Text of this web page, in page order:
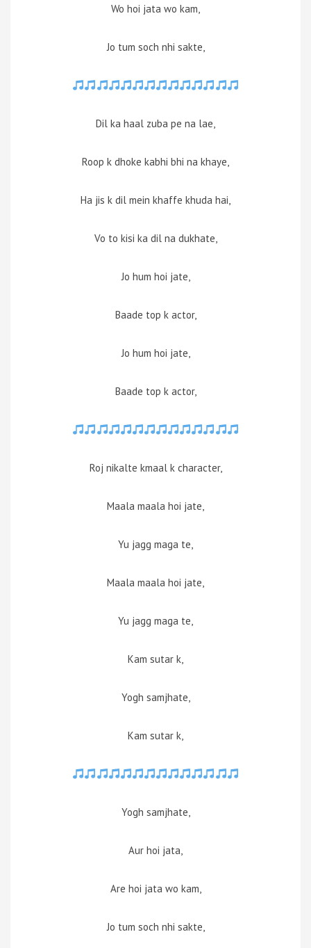
Wo hoi jata wo kam,
Jo tum soch nhi sakte,
Dil ka haal zuba pe na lae,
Roop k dhoke kabhi bhi na khaye,
Ha jis k dil mein khaffe khuda hai,
Vo to kisi ka dil na dukhate,
Jo hum hoi jate,
Baade top k actor,
Jo hum hoi jate,
Baade top k actor,
Roj nikalte kmaal k character,
Maala maala hoi jate,
Yu jagg maga te,
Maala maala hoi jate,
Yu jagg maga te,
Kam sutar k,
Yogh samjhate,
Kam sutar k,
Yogh samjhate,
Aur hoi jata,
Are hoi jata wo kam,
Jo tum soch nhi sakte,